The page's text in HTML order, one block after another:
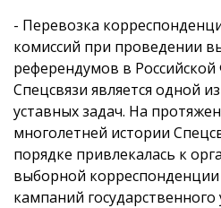
- Перевозка
комиссий при проведении
референдумов в
Спецсвязи является одной
уставных задач. На
многолетней истории
порядке привлекалась к
выборной
кампаний государственного